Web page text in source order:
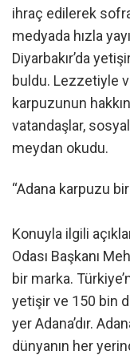
ihraç edilerek
medyada hızla
Diyarbakır’da
buldu. Lezzetiyle
karpuzunun
vatandaşlar,
meydan okudu.
“Adana karpuzu bir
Konuyla ilgili
Odası Başkanı
bir marka.
yetişir ve 150 bin
yer Adana’dır.
dünyanın her